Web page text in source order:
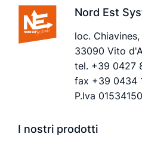
Nord Est
loc.
33090 Vito
tel. +39 0427
fax +39 0434
P.Iva
I nostri prodotti